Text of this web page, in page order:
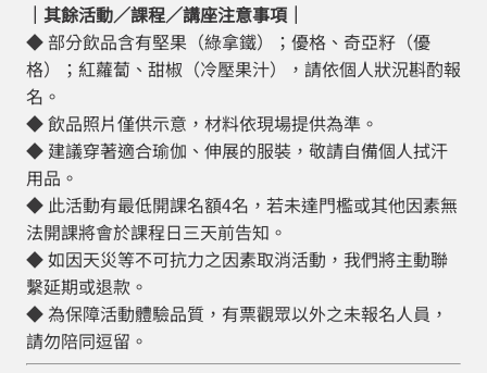
｜其餘活動／課程／講座注意事項｜
◆ 部分飲品含有堅果（綠拿鐵）；優格、奇亞籽（優
格）；紅蘿蔔、甜椒（冷壓果汁），請依個人狀況斟酌報
名。
◆ 飲品照片僅供示意，材料依現場提供為準。
◆ 建議穿著適合瑜伽、伸展的服裝，敬請自備個人拭汗
用品。
◆ 此活動有最低開課名額4名，若未達門檻或其他因素無
法開課將會於課程日三天前告知。
◆ 如因天災等不可抗力之因素取消活動，我們將主動聯
繫延期或退款。
◆ 為保障活動體驗品質，有票觀眾以外之未報名人員，
請勿陪同逗留​。